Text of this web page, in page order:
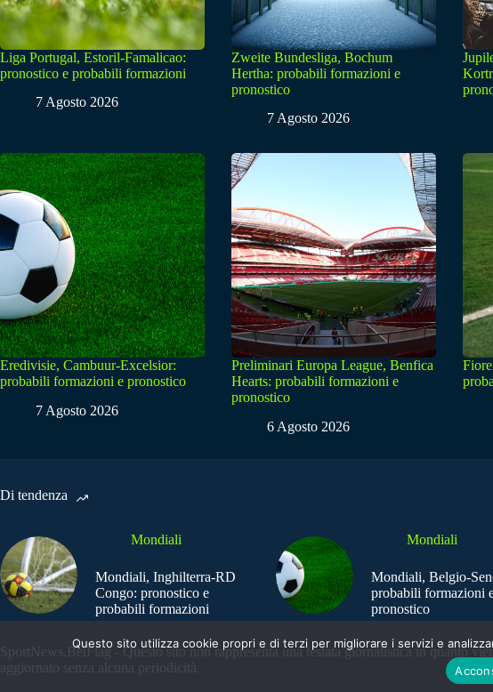
Liga Portugal, Estoril-Famalicao:
pronostico e probabili formazioni
7 Agosto 2026
Zweite Bundesliga, Bochum
Hertha: probabili formazioni e
pronostico
7 Agosto 2026
Eredivisie, Cambuur-Excelsior:
probabili formazioni e pronostico
7 Agosto 2026
Preliminari Europa League, Benfica
Hearts: probabili formazioni e
pronostico
6 Agosto 2026
Di tendenza
Mondiali
Mondiali, Inghilterra-RD
Congo: pronostico e
probabili formazioni
Mondiali
Mondiali, Belgio-
probabili formazioni
pronostico
SportNews.BetFlag - Questo sito non rappresenta una testata giornalistica in quanto
aggiornato senza alcuna periodicità
Questo sito utilizza cookie propri e di terzi per migliorare i servizi e